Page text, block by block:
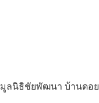
ลนิธิชัยพัฒนา บ้านดอ